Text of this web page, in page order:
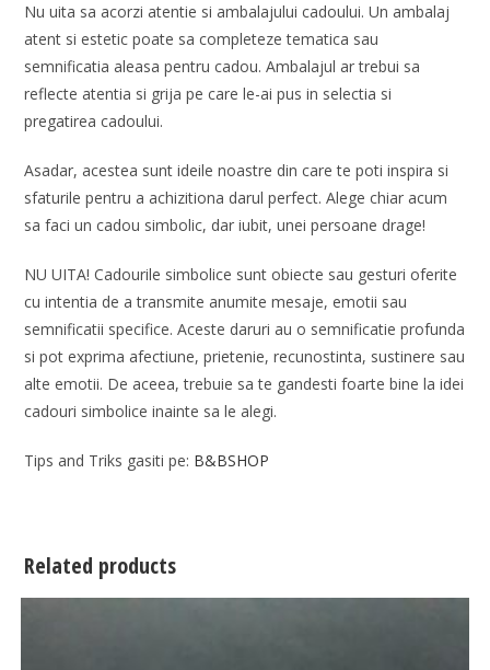
Nu uita sa acorzi atentie si ambalajului cadoului. Un ambalaj
atent si estetic poate sa completeze tematica sau
semnificatia aleasa pentru cadou. Ambalajul ar trebui sa
reflecte atentia si grija pe care le-ai pus in selectia si
pregatirea cadoului.
Asadar, acestea sunt ideile noastre din care te poti inspira si
sfaturile pentru a achizitiona darul perfect. Alege chiar acum
sa faci un cadou simbolic, dar iubit, unei persoane drage!
NU UITA! Cadourile simbolice sunt obiecte sau gesturi oferite
cu intentia de a transmite anumite mesaje, emotii sau
semnificatii specifice. Aceste daruri au o semnificatie profunda
si pot exprima afectiune, prietenie, recunostinta, sustinere sau
alte emotii. De aceea, trebuie sa te gandesti foarte bine la idei
cadouri simbolice inainte sa le alegi.
Tips and Triks gasiti pe: B&BSHOP
Related products